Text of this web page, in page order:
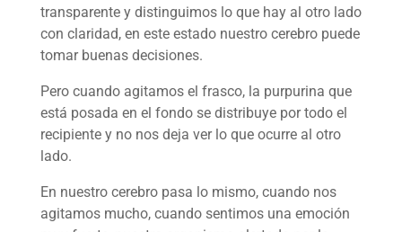
transparente y distinguimos lo que hay al otro lado
con claridad, en este estado nuestro cerebro puede
tomar buenas decisiones.
Pero cuando agitamos el frasco, la purpurina que
está posada en el fondo se distribuye por todo el
recipiente y no nos deja ver lo que ocurre al otro
lado.
En nuestro cerebro pasa lo mismo, cuando nos
agitamos mucho, cuando sentimos una emoción